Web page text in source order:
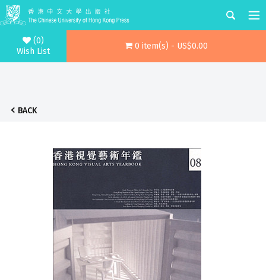
(0)
Wish List
0 item(s) - US$0.00
BACK